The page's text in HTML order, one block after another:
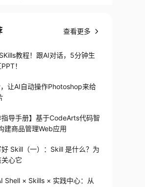
{\omega } ) ( \overrightarrow
查看更多
教程！跟AI对话，5分钟生
！
让AI自动操作Photoshop来给
指导手册】基于CodeArts代码智
建商品管理Web应用
好 Skill（一）：Skill 是什么？为
心它
Shell × Skills × 实践中心：从